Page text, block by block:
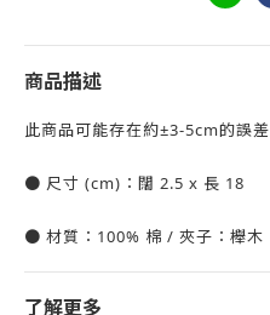
商品描述
此商品可能存在約±3-5cm的誤差
● 尺寸 (cm) ：闊 2.5 x 長 18
● 材質：100% 棉 / 夾子：櫸木
了解更多